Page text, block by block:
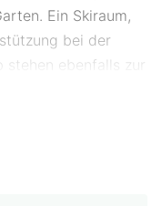
Ein Skiraum,
bei der
ebenfalls zur
der Bar/Lounge
von 07:00 Uhr
angeboten.